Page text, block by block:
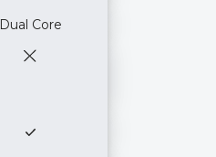
Dual Core